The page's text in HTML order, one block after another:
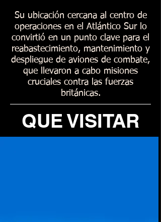
Su ubicación cercana al centro de
operaciones en el Atlántico Sur lo
convirtió en un punto clave para el
reabastecimiento, mantenimiento y
despliegue de aviones de combate,
que llevaron a cabo misiones
cruciales contra las fuerzas
británicas.
QUE VISITAR